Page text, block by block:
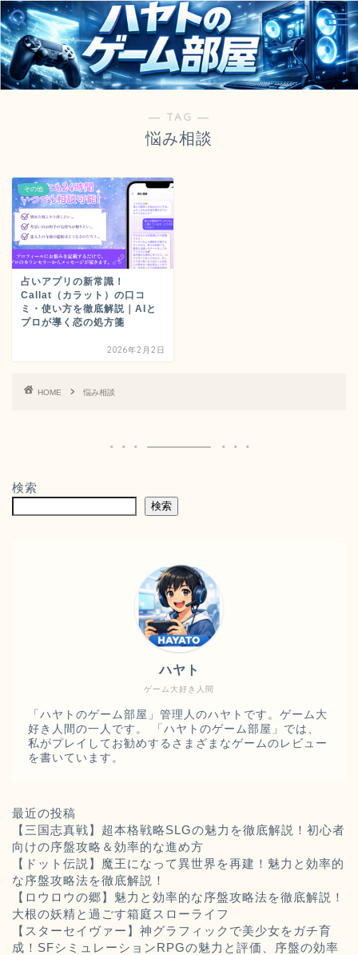
― TAG ―
悩み相談
その他
占いアプリの新常識！
Callat（カラット）の口コ
ミ・使い方を徹底解説｜AIと
プロが導く恋の処方箋
2026年2月2日
HOME 悩み相談
検索
検索
ゲーム大好き人間
ハヤト
「ハヤトのゲーム部屋」管理人のハヤトです。ゲーム大
好き人間の一人です。 「ハヤトのゲーム部屋」では、
私がプレイしてお勧めするさまざまなゲームのレビュー
を書いています。
最近の投稿
【三国志真戦】超本格戦略SLGの魅力を徹底解説！初心者
向けの序盤攻略＆効率的な進め方
【ドット伝説】魔王になって異世界を再建！魅力と効率的
な序盤攻略法を徹底解説！
【ロウロウの郷】魅力と効率的な序盤攻略法を徹底解説！
大根の妖精と過ごす箱庭スローライフ
【スターセイヴァー】神グラフィックで美少女をガチ育
成！SFシミュレーションRPGの魅力と評価、序盤の効率